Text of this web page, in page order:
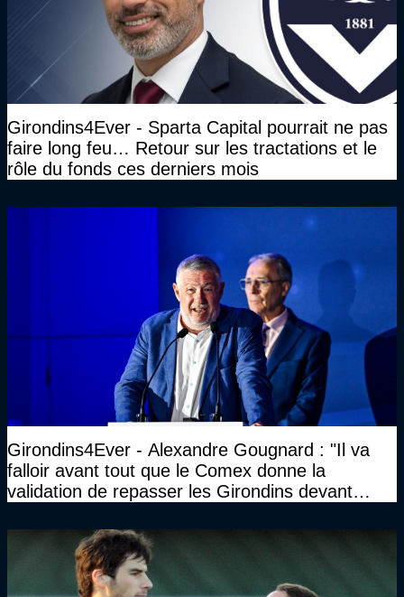
Girondins4Ever - Sparta Capital pourrait ne pas
faire long feu… Retour sur les tractations et le
rôle du fonds ces derniers mois
Girondins4Ever - Alexandre Gougnard : "Il va
falloir avant tout que le Comex donne la
validation de repasser les Girondins devant